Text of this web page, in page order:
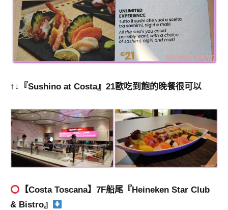
↑↓『Sushino at Costa』21歐吃到飽的晚餐很可以
【Costa Toscana】7F船尾 『Heineken Star Club
& Bistro』